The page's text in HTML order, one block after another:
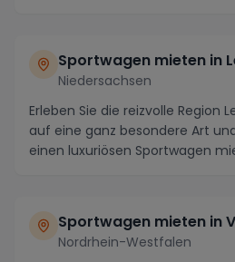
Sportwagen mieten in
Niedersachsen
Erleben Sie die reizvolle Region
auf eine ganz besondere Art
einen luxuriösen Sportwagen
Sportwagen mieten in
Nordrhein-Westfalen